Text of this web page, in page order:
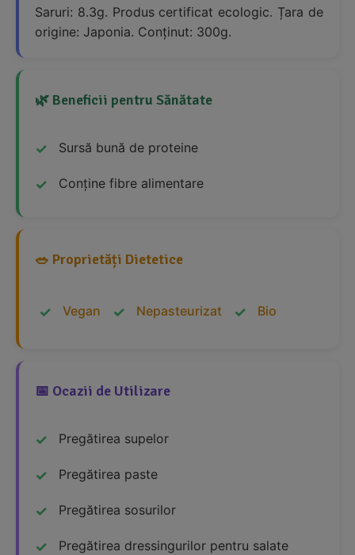
Saruri: 8.3g. Produs certificat ecologic. Țara de
origine: Japonia. Conținut: 300g.
🌿 Beneficii pentru Sănătate
Sursă bună de proteine
Conține fibre alimentare
🥗 Proprietăți Dietetice
Vegan Nepasteurizat Bio
📅 Ocazii de Utilizare
Pregătirea supelor
Pregătirea paste
Pregătirea sosurilor
Pregătirea dressingurilor pentru salate